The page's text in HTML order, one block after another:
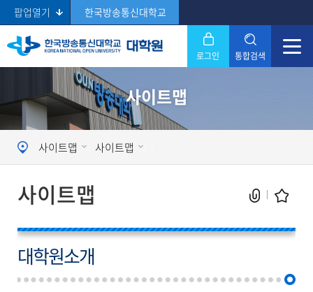
팝업열기 한국방송통신대학교
로그인 통합검색
Search 닫기
사이트맵
사이트맵 사이트맵
등록하시겠습니까?
사이트맵
대학원소개